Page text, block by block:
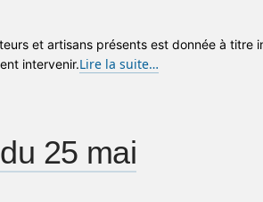
et artisans présents est donnée à
intervenir.Lire la suite…
25 mai